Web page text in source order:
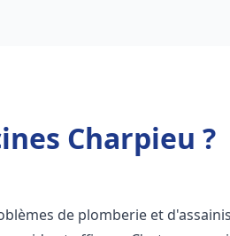
Charpieu ?
de plomberie et